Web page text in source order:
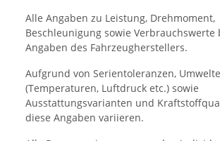
Alle Angaben zu Leistung, Drehmoment,
Beschleunigung sowie Verbrauchswerte
Angaben des Fahrzeugherstellers.
Aufgrund von Serientoleranzen,
(Temperaturen, Luftdruck etc.) sowie
Ausstattungsvarianten und
diese Angaben variieren.